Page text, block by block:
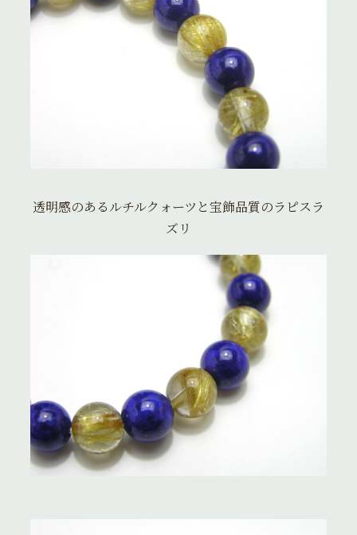
透明感のあるルチルクォーツと宝飾品質のラピスラ
ズリ